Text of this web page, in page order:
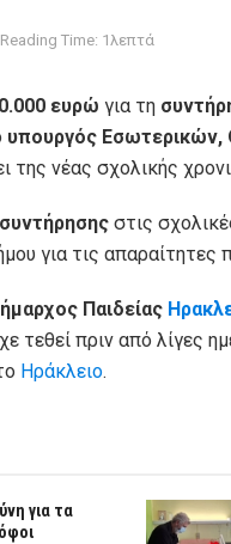
Reading Time: 1λεπτά
ευρώ για τη
υπουργός Εσωτερικών,
της νέας σχολικής
στις
για τις απαραίτητες
Παιδείας
τεθεί πριν από λίγες
Ηράκλειο.
για τα